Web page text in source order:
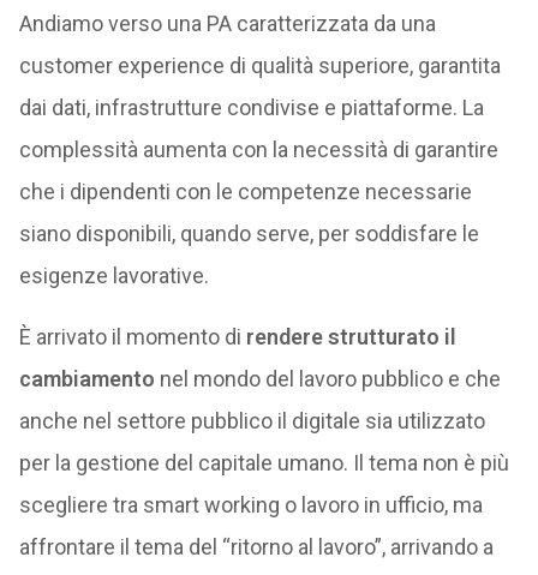
Andiamo verso una PA caratterizzata da una
customer experience di qualità superiore, garantita
dai dati, infrastrutture condivise e piattaforme. La
complessità aumenta con la necessità di garantire
che i dipendenti con le competenze necessarie
siano disponibili, quando serve, per soddisfare le
esigenze lavorative.
È arrivato il momento di rendere strutturato il
cambiamento nel mondo del lavoro pubblico e che
anche nel settore pubblico il digitale sia utilizzato
per la gestione del capitale umano. Il tema non è più
scegliere tra smart working o lavoro in ufficio, ma
affrontare il tema del “ritorno al lavoro”, arrivando a